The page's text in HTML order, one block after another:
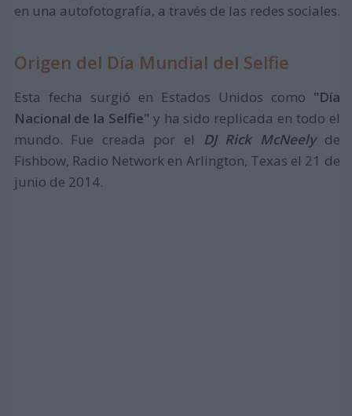
en una autofotografía, a través de las redes sociales.
Origen del Día Mundial del Selfie
Esta fecha surgió en Estados Unidos como "Día
Nacional de la Selfie" y ha sido replicada en todo el
mundo. Fue creada por el DJ Rick McNeelyde
Fishbow, Radio Network en Arlington, Texas el 21 de
junio de 2014.